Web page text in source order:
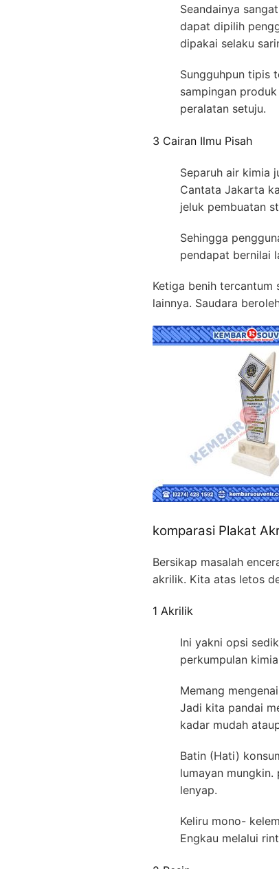
Seandainya
dapat dipilih
dipakai selaku
Sungguhpun tipis
sampingan
peralatan setuju.
3 Cairan Ilmu Pisah
Separuh air kimia
Cantata Jakarta
jeluk pembuatan
Sehingga
pendapat bernilai
Ketiga benih tercantum
lainnya. Saudara
komparasi Plakat
Bersikap masalah
akrilik. Kita atas letos
1 Akrilik
Ini yakni opsi
perkumpulan
Memang
Jadi kita pandai
kadar mudah
Batin (Hati)
lumayan
lenyap.
Keliru mono-
Engkau melalui